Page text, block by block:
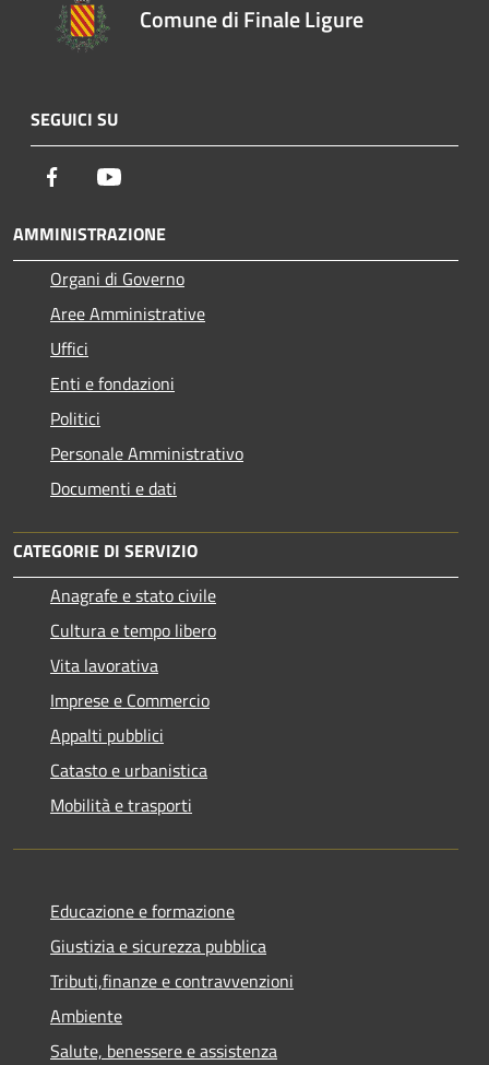
Comune di Finale Ligure
SEGUICI SU
Facebook
AMMINISTRAZIONE
Organi di Governo
Aree Amministrative
Uffici
Enti e fondazioni
Politici
Personale Amministrativo
Documenti e dati
CATEGORIE DI SERVIZIO
Anagrafe e stato civile
Cultura e tempo libero
Vita lavorativa
Imprese e Commercio
Appalti pubblici
Catasto e urbanistica
Mobilità e trasporti
Educazione e formazione
Giustizia e sicurezza pubblica
Tributi,finanze e contravvenzioni
Ambiente
Salute, benessere e assistenza